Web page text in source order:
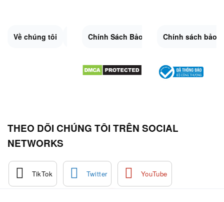
Về chúng tôi Liên Hệ Quy Định Chung Sitemap.XML
Chính Sách Bảo Mật Đổi trả và hoàn
Chính sách bảo
THEO DÕI CHÚNG TÔI TRÊN SOCIAL
NETWORKS